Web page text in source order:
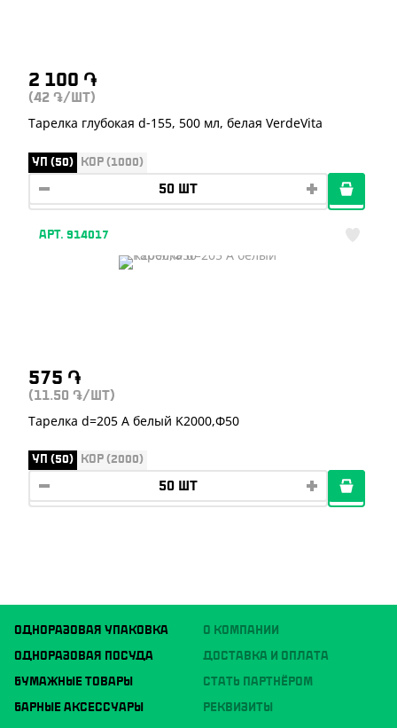
2 100 ֏
(42 ֏/ШТ)
Тарелка глубокая d-155, 500 мл, белая VerdeVita
УП (50) КОР (1000)
АРТ. 914017
575 ֏
(11.50 ֏ /ШТ)
Тарелка d=205 A белый K2000,Ф50
УП (50) КОР (2000)
ОДНОРАЗОВАЯ УПАКОВКА
ОДНОРАЗОВАЯ ПОСУДА
БУМАЖНЫЕ ТОВАРЫ
БАРНЫЕ АКСЕССУАРЫ
О КОМПАНИИ
ДОСТАВКА И ОПЛАТА
СТАТЬ ПАРТНЁРОМ
РЕКВИЗИТЫ